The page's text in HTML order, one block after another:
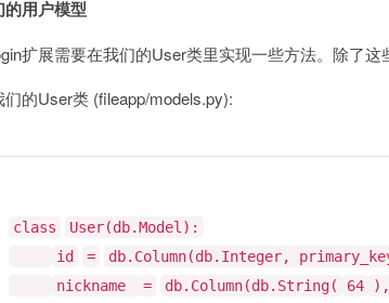
用户模型
扩展需要在我们的User类里实现一些方法。除了
的User类 (fileapp/models.py):
class
User(db.Model):
id
= db.Column(db.Integer,
nickname
= db.Column(db.String( 64